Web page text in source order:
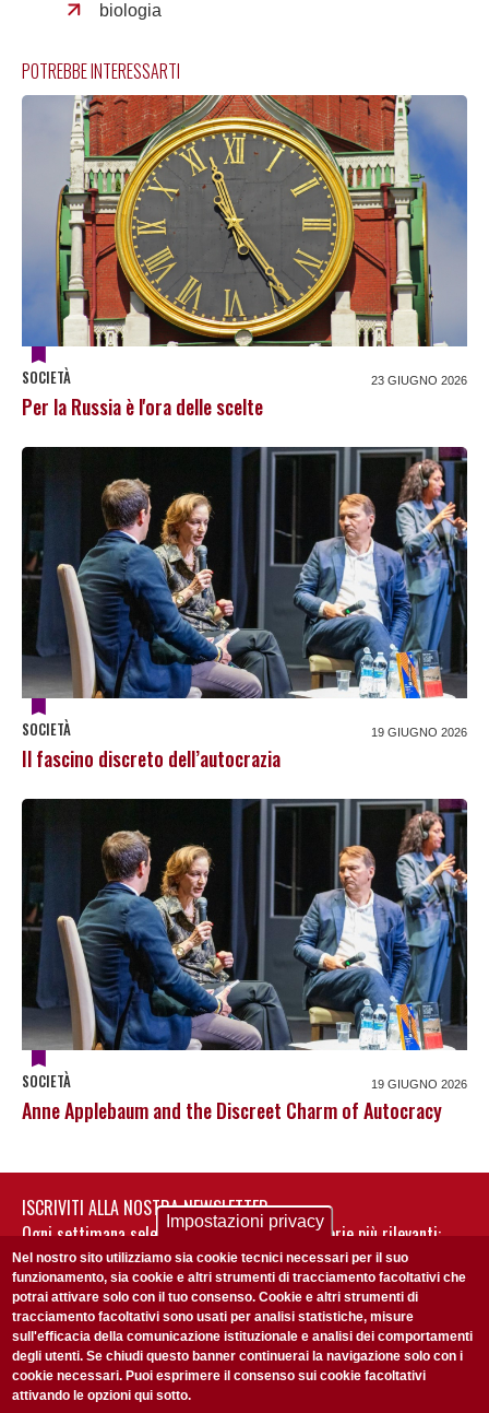
biologia
POTREBBE INTERESSARTI
SOCIETÀ 23 GIUGNO 2026
Per la Russia è l'ora delle scelte
SOCIETÀ 19 GIUGNO 2026
Il fascino discreto dell’autocrazia
SOCIETÀ 19 GIUGNO 2026
Anne Applebaum and the Discreet Charm of Autocracy
ISCRIVITI ALLA NOSTRA NEWSLETTER
Ogni settimana selezioniamo per te nostre storie più rilevanti:
non perderti gli aggiornamenti della nostra newsletter
Accetto laPrivacy Policy
Impostazioni privacy
Nel nostro sito utilizziamo sia cookie tecnici necessari per il suo
funzionamento, sia cookie e altri strumenti di tracciamento facoltativi che
potrai attivare solo con il tuo consenso. Cookie e altri strumenti di
tracciamento facoltativi sono usati per analisi statistiche, misure
sull'efficacia della comunicazione istituzionale e analisi dei comportamenti
degli utenti. Se chiudi questo banner continuerai la navigazione solo con i
cookie necessari. Puoi esprimere il consenso sui cookie facoltativi
attivando le opzioni qui sotto.